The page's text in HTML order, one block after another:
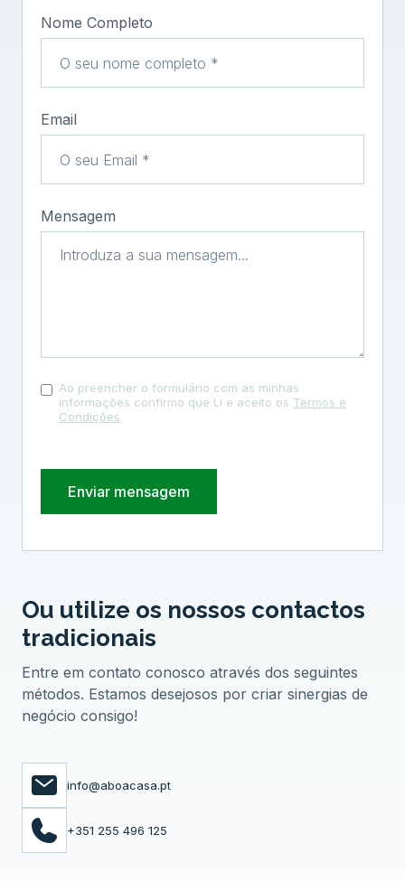
Nome Completo
Email
Mensagem
Ao preencher o formulário com as minhas
informações confirmo que Li e aceito os Termos e
Condições.
Ou utilize os nossos contactos
tradicionais
Entre em contato conosco através dos seguintes
métodos. Estamos desejosos por criar sinergias de
negócio consigo!
info@aboacasa.pt
+351 255 496 125